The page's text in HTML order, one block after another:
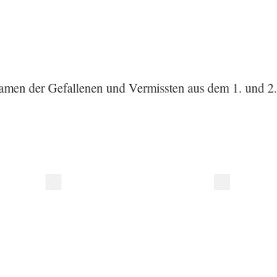
der Gefallenen und Vermissten aus dem 1. und 2.